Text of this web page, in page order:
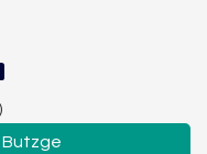
Butzge